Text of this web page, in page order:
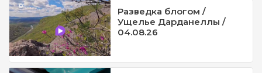
Разведка блогом /
Ущелье Дарданеллы /
04.08.26